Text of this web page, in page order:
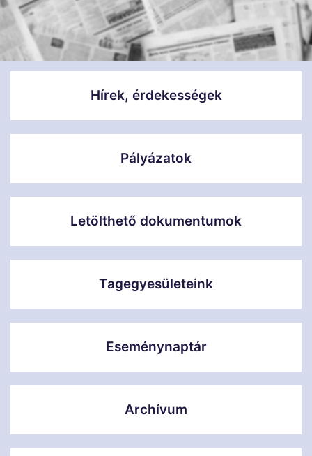
Hírek, érdekességek
Pályázatok
Letölthető dokumentumok
Tagegyesületeink
Eseménynaptár
Archívum